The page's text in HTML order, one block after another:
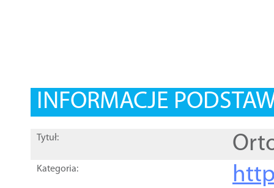
INFORMACJE
Tytuł:
Kategoria: